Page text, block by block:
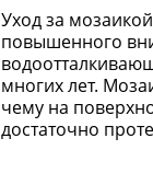
Уход за
повышенного
многих лет.
чему на
достаточно